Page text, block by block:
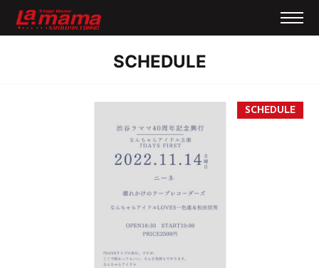
SCHEDULE